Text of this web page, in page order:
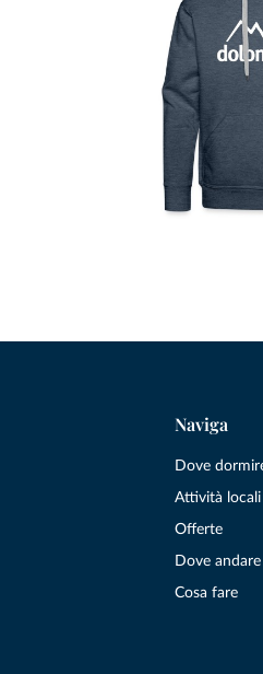
Naviga
Dove
Attività locali
Offerte
Dove andare
Cosa fare